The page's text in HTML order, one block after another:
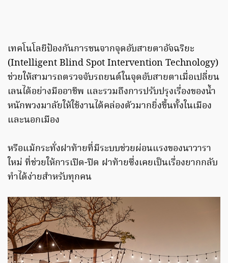
เทคโนโลยีป้องกันการชนจากจุดอับสายตาอัจฉริยะ
(Intelligent Blind Spot Intervention Technology)
ช่วยให้สามารถตรวจจับรถยนต์ในจุดอับสายตาเมื่อเปลี่ยน
เลนได้อย่างมืออาชีพ และรวมถึงการปรับปรุงเรื่องของน้ำ
หนักพวงมาลัยให้ใช้งานได้คล่องตัวมากยิ่งขึ้นทั้งในเมือง
และนอกเมือง
หรือแม้กระทั่งฝาท้ายที่มีระบบช่วยผ่อนแรงของนาวารา
ใหม่ ที่ช่วยให้การเปิด-ปิด ฝาท้ายซึ่งเคยเป็นเรื่องยากกลับ
ทำได้ง่ายสำหรับทุกคน